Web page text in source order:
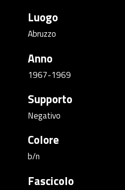
Luogo
Abruzzo
Anno
1967-1969
Supporto
Negativo
Colore
b/n
Fascicolo